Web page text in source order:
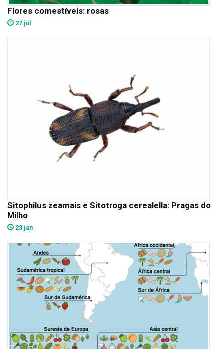
Flores comestíveis: rosas
27 jul
Sitophilus zeamais e Sitotroga cerealella: Pragas do
Milho
23 jan